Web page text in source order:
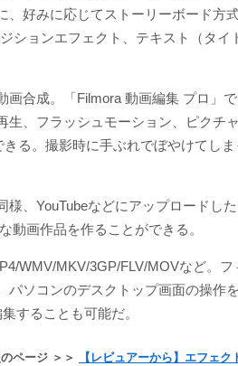
好みに応じてストーリーボード方
ションエフェクト、テキスト（タ
画合成。「Filmora 動画編集 プロ」
生、フラッシュモーション、ピクチ
きる。撮影時に手ぶれでぼやけてし
、YouTubeなどにアップロード
動画作品を作ることができる。
WMV/MKV/3GP/FLV/MOVなど。
パソコンのデスクトップ画面の操
することも可能だ。
ページ ＞＞ 【レビュアーから】エフェ